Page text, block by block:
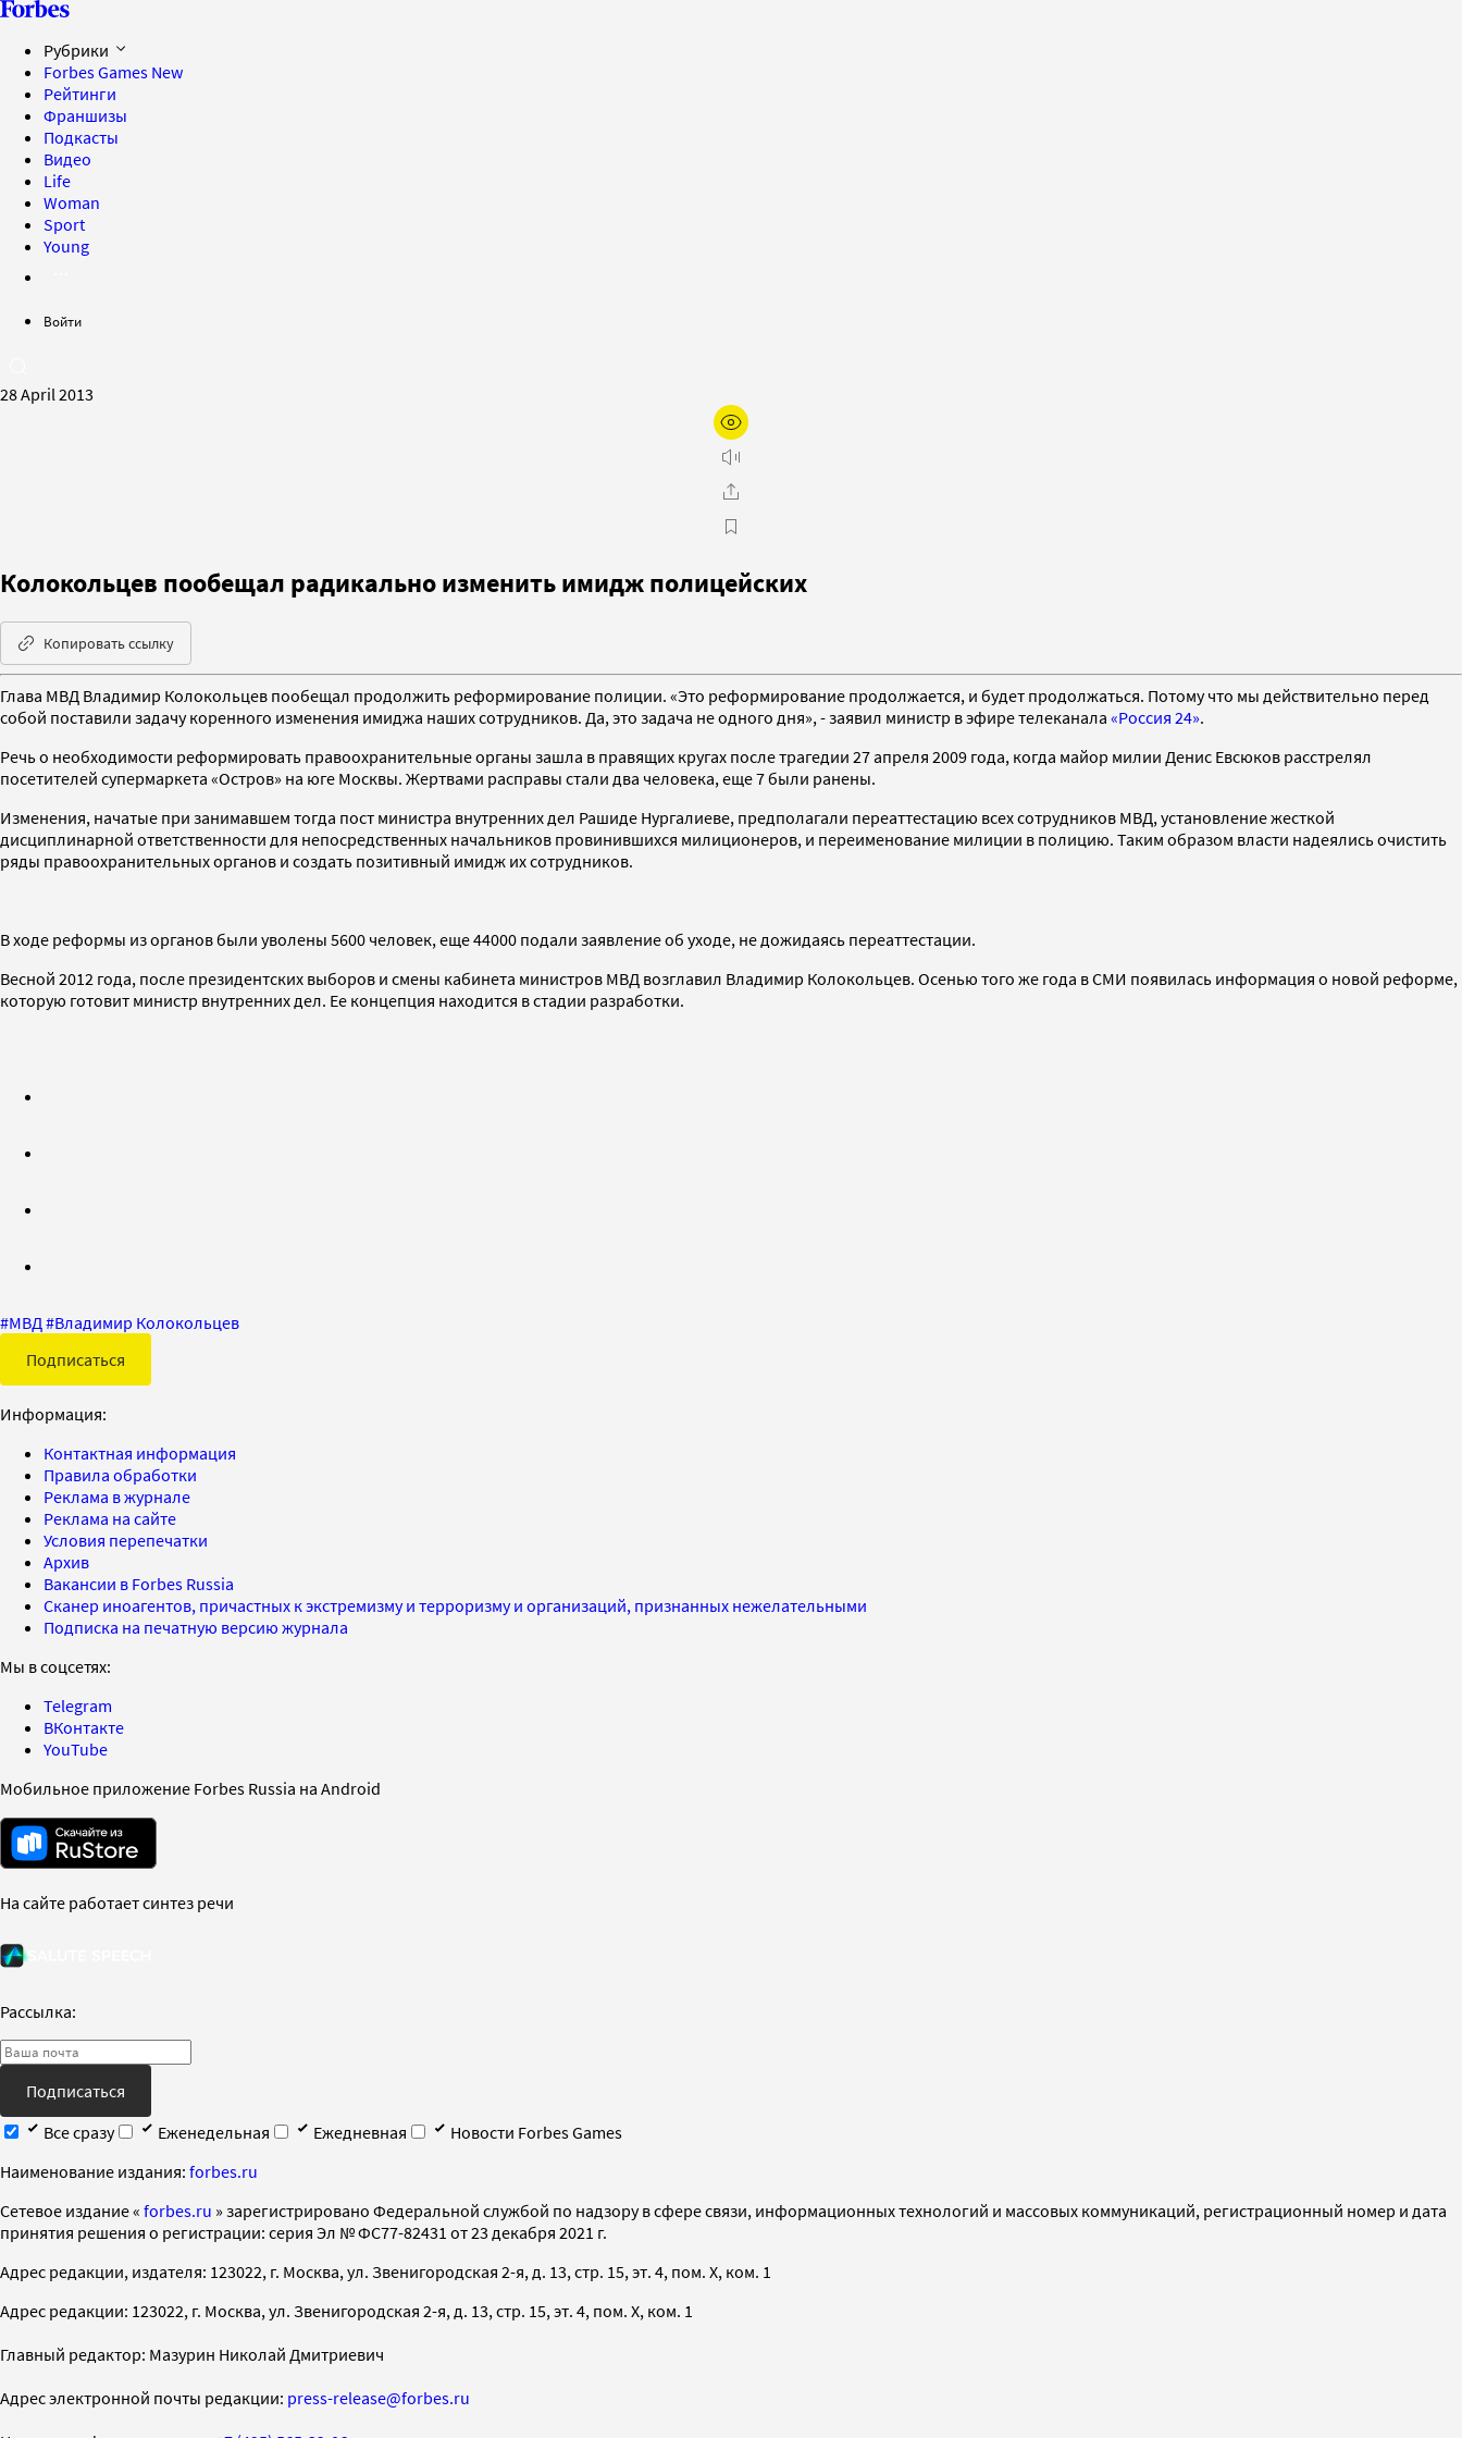
Рубрики
Forbes Games New
Рейтинги
Франшизы
Подкасты
Видео
Life
Woman
Sport
Young
Войти
28 April 2013
Колокольцев пообещал радикально изменить имидж полицейских
Копировать ссылку
Глава МВД Владимир Колокольцев пообещал продолжить реформирование полиции. «Это реформирование продолжается, и будет продолжаться. Потому что мы действительно перед
собой поставили задачу коренного изменения имиджа наших сотрудников. Да, это задача не одного дня», - заявил министр в эфире телеканала «Россия 24».
Речь о необходимости реформировать правоохранительные органы зашла в правящих кругах после трагедии 27 апреля 2009 года, когда майор милии Денис Евсюков расстрелял
посетителей супермаркета «Остров» на юге Москвы. Жертвами расправы стали два человека, еще 7 были ранены.
Изменения, начатые при занимавшем тогда пост министра внутренних дел Рашиде Нургалиеве, предполагали переаттестацию всех сотрудников МВД, установление жесткой
дисциплинарной ответственности для непосредственных начальников провинившихся милиционеров, и переименование милиции в полицию. Таким образом власти надеялись очистить
ряды правоохранительных органов и создать позитивный имидж их сотрудников.
В ходе реформы из органов были уволены 5600 человек, еще 44000 подали заявление об уходе, не дожидаясь переаттестации.
Весной 2012 года, после президентских выборов и смены кабинета министров МВД возглавил Владимир Колокольцев. Осенью того же года в СМИ появилась информация о новой реформе,
которую готовит министр внутренних дел. Ее концепция находится в стадии разработки.
#МВД #Владимир Колокольцев
Подписаться
Информация:
Контактная информация
Правила обработки
Реклама в журнале
Реклама на сайте
Условия перепечатки
Архив
Вакансии в Forbes Russia
Сканер иноагентов, причастных к экстремизму и терроризму и организаций, признанных нежелательными
Подписка на печатную версию журнала
Мы в соцсетях:
Telegram
ВКонтакте
YouTube
Мобильное приложение Forbes Russia на Android
На сайте работает синтез речи
Рассылка:
Подписаться
Все сразу
Еженедельная Ежедневная
Новости Forbes Games
Наименование издания: forbes.ru
Cетевое издание « forbes.ru » зарегистрировано Федеральной службой по надзору в сфере связи, информационных технологий и массовых коммуникаций, регистрационный номер и дата
принятия решения о регистрации: серия Эл № ФС77-82431 от 23 декабря 2021 г.
Адрес редакции, издателя: 123022, г. Москва, ул. Звенигородская 2-я, д. 13, стр. 15, эт. 4, пом. X, ком. 1
Адрес редакции: 123022, г. Москва, ул. Звенигородская 2-я, д. 13, стр. 15, эт. 4, пом. X, ком. 1
Главный редактор: Мазурин Николай Дмитриевич
Адрес электронной почты редакции: press-release@forbes.ru